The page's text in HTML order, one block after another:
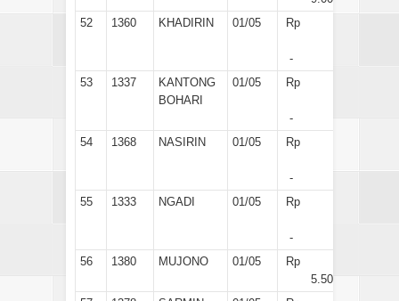
52
1360 KHADIRIN 01/05 Rp
-
53
1337
KANTONG
BOHARI
01/05 Rp
-
54
1368 NASIRIN 01/05 Rp
-
55
1333 NGADI 01/05 Rp
-
56
1380 MUJONO 01/05
Rp
5.500